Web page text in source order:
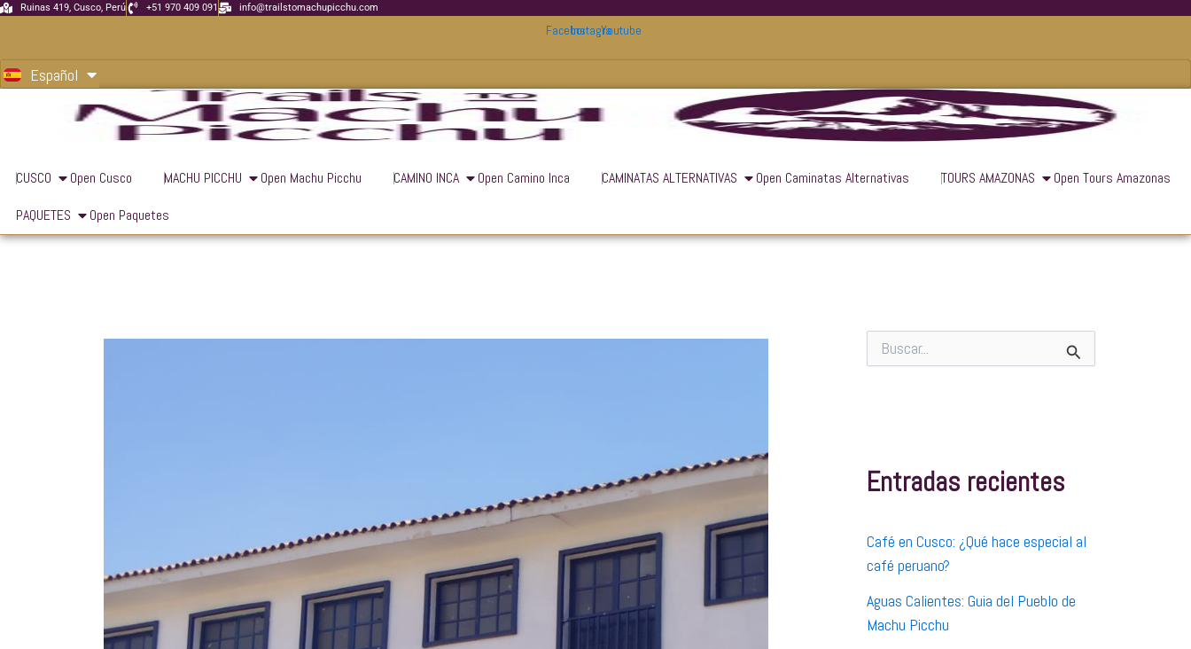
Ir
contenido
Ruinas 419, Cusco, Perú +51 970 409 091 info@trailstomachupicchu.com
FacebookInstagramYoutube
Español
English
Português
CUSCO Open Cusco MACHU PICCHU Open Machu Picchu CAMINO INCA Open Camino Inca CAMINATAS ALTERNATIVAS Open Caminatas Alternativas TOURS AMAZONAS
Open Tours Amazonas
PAQUETES
Open Paquetes
u
o
rEntradas recientes
Café en Cusco: ¿Qué hace especial al
café peruano?
Aguas Calientes: Guia del Pueblo de
Machu Picchu